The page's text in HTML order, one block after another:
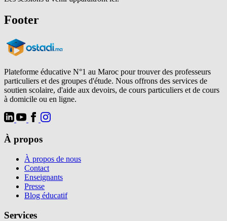
Footer
Plateforme éducative N°1 au Maroc pour trouver des professeurs
particuliers et des groupes d'étude. Nous offrons des services de
soutien scolaire, d'aide aux devoirs, de cours particuliers et de cours
à domicile ou en ligne.
À propos
À propos de nous
Contact
Enseignants
Presse
Blog éducatif
Services